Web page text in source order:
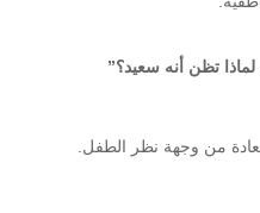
تظن أنه سعيد؟”
من وجهة نظر الطفل.